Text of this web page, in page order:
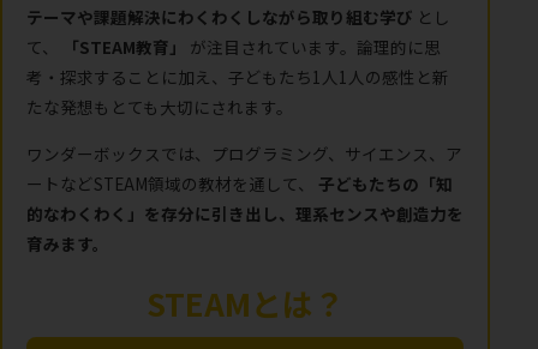
STEAMとは？
テーマや課題解決にわくわくしながら取り組む学び とし
て、
「STEAM教育」
が注目されています。論理的に思
考・探求することに加え、子どもたち1人1人の感性と新
たな発想もとても大切にされます。
ワンダーボックスでは、プログラミング、サイエンス、ア
ートなどSTEAM領域の教材を通して、 子どもたちの「知
的なわくわく」を存分に引き出し、理系センスや創造力を
育みます。